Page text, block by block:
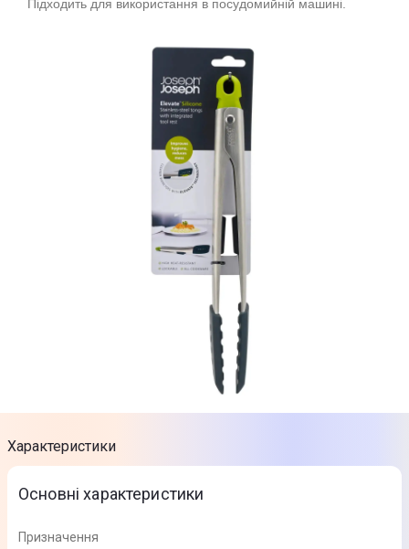
Підходить для використання в посудомийній машині.
Характеристики
Основні характеристики
Призначення